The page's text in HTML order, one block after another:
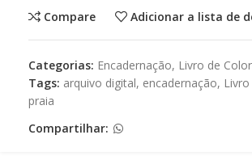
Compare Adicionar a lista de
Categorias: Encadernação, Livro de
Tags: arquivo digital, encadernação,
praia
Compartilhar: